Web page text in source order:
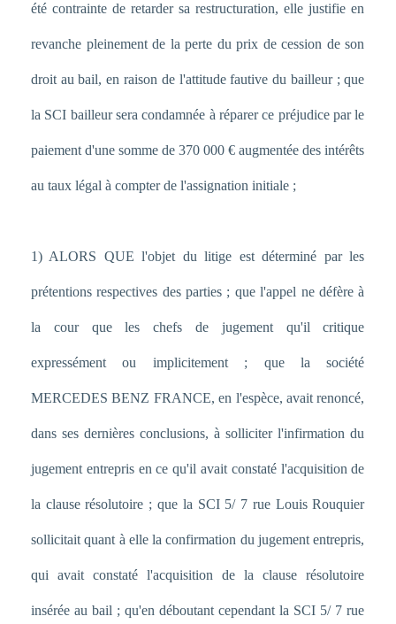
été contrainte de retarder sa restructuration, elle justifie en
revanche pleinement de la perte du prix de cession de son
droit au bail, en raison de l'attitude fautive du bailleur ; que
la SCI bailleur sera condamnée à réparer ce préjudice par le
paiement d'une somme de 370 000 € augmentée des intérêts
au taux légal à compter de l'assignation initiale ;
1) ALORS QUE l'objet du litige est déterminé par les
prétentions respectives des parties ; que l'appel ne défère à
la cour que les chefs de jugement qu'il critique
expressément ou implicitement ; que la société
MERCEDES BENZ FRANCE, en l'espèce, avait renoncé,
dans ses dernières conclusions, à solliciter l'infirmation du
jugement entrepris en ce qu'il avait constaté l'acquisition de
la clause résolutoire ; que la SCI 5/ 7 rue Louis Rouquier
sollicitait quant à elle la confirmation du jugement entrepris,
qui avait constaté l'acquisition de la clause résolutoire
insérée au bail ; qu'en déboutant cependant la SCI 5/ 7 rue